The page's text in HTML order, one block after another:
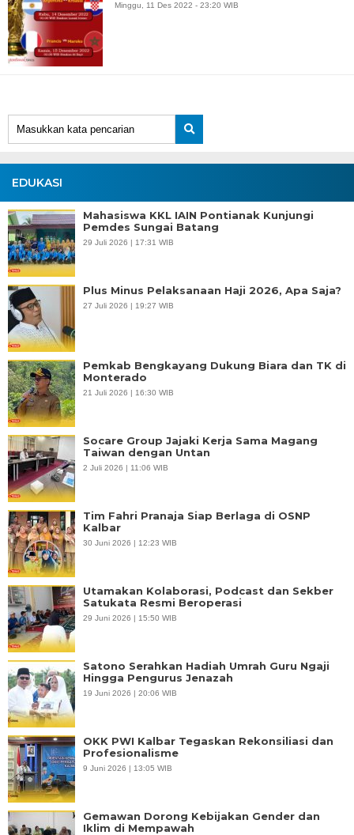
EDUKASI
Mahasiswa KKL IAIN Pontianak Kunjungi
Pemdes Sungai Batang
29 Juli 2026 | 17:31 WIB
Plus Minus Pelaksanaan Haji 2026, Apa Saja?
27 Juli 2026 | 19:27 WIB
Pemkab Bengkayang Dukung Biara dan TK di
Monterado
21 Juli 2026 | 16:30 WIB
Socare Group Jajaki Kerja Sama Magang
Taiwan dengan Untan
2 Juli 2026 | 11:06 WIB
Tim Fahri Pranaja Siap Berlaga di OSNP
Kalbar
30 Juni 2026 | 12:23 WIB
Utamakan Kolaborasi, Podcast dan Sekber
Satukata Resmi Beroperasi
29 Juni 2026 | 15:50 WIB
Satono Serahkan Hadiah Umrah Guru Ngaji
Hingga Pengurus Jenazah
19 Juni 2026 | 20:06 WIB
OKK PWI Kalbar Tegaskan Rekonsiliasi dan
Profesionalisme
9 Juni 2026 | 13:05 WIB
Gemawan Dorong Kebijakan Gender dan
Iklim di Mempawah
Minggu, 11 Des 2022 - 23:20 WIB